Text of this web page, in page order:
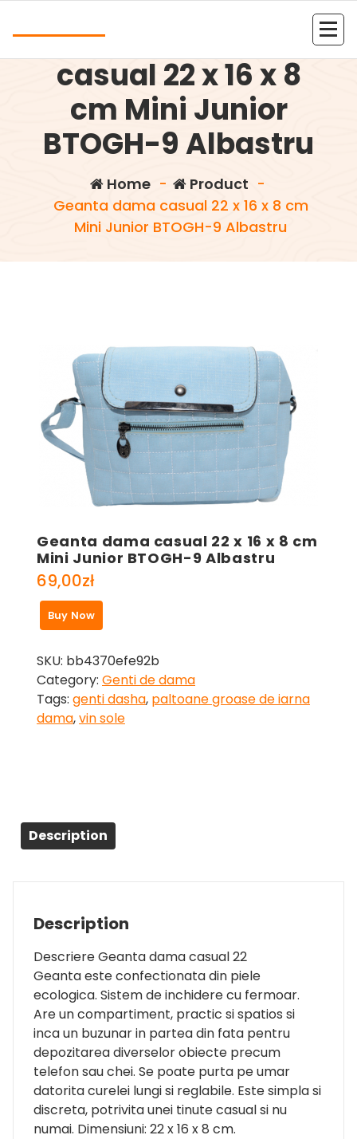
Geanta dama
casual 22 x 16 x 8
cm Mini Junior
BTOGH-9 Albastru
Home- Product -
Geanta dama casual 22 x 16 x 8 cm
Mini Junior BTOGH-9 Albastru
Geanta dama casual 22 x 16 x 8 cm
Mini Junior BTOGH-9 Albastru
69,00zł
Buy Now
SKU: bb4370efe92b
Category: Genti de dama
Tags: genti dasha, paltoane groase de iarna
dama,vin sole
Description
Description
Descriere Geanta dama casual 22
Geanta este confectionata din piele
ecologica. Sistem de inchidere cu fermoar.
Are un compartiment, practic si spatios si
inca un buzunar in partea din fata pentru
depozitarea diverselor obiecte precum
telefon sau chei. Se poate purta pe umar
datorita curelei lungi si reglabile. Este simpla si
discreta, potrivita unei tinute casual si nu
numai. Dimensiuni: 22 x 16 x 8 cm.